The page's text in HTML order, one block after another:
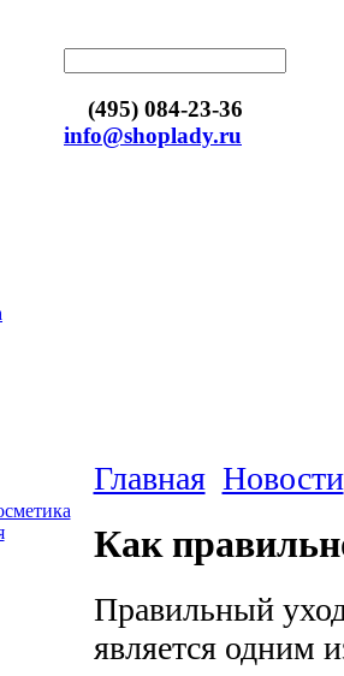
(495) 084-23-36
info@shoplady.ru
Главная Новости
Как
Правильный
является одним